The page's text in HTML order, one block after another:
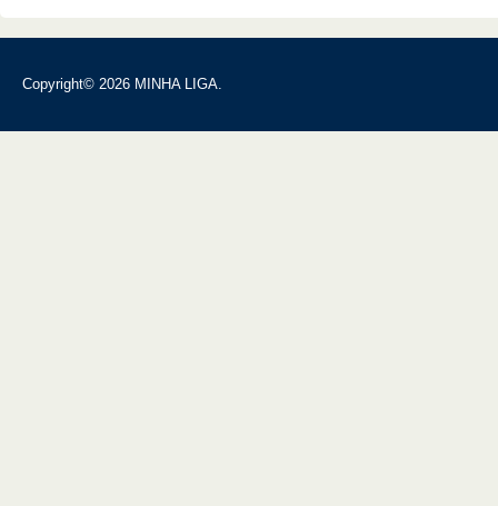
Copyright© 2026 MINHA LIGA.